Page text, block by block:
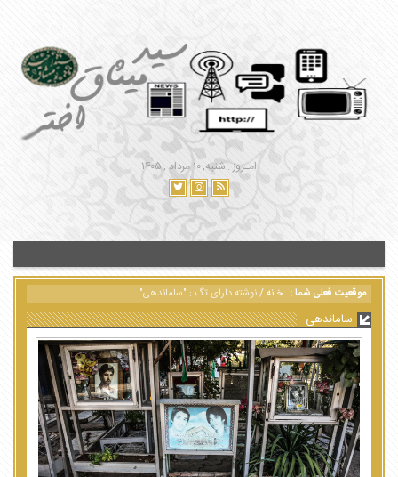
امـروز : شنبه, ۱۰ مرداد , ۱۴۰۵
موقعیت فعلی شما : خانه/نوشته دارای تگ : "ساماندهی"
ساماندهی